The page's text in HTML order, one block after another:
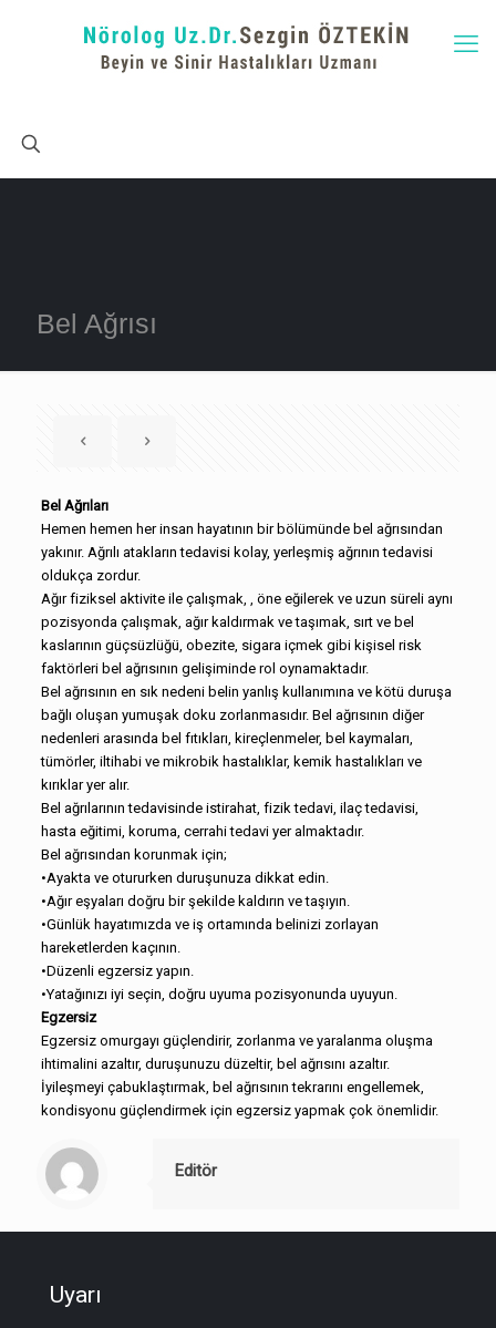
Bel Ağrısı
Bel Ağrıları
Hemen hemen her insan hayatının bir bölümünde bel ağrısından
yakınır. Ağrılı atakların tedavisi kolay, yerleşmiş ağrının tedavisi
oldukça zordur.
Ağır fiziksel aktivite ile çalışmak, , öne eğilerek ve uzun süreli aynı
pozisyonda çalışmak, ağır kaldırmak ve taşımak, sırt ve bel
kaslarının güçsüzlüğü, obezite, sigara içmek gibi kişisel risk
faktörleri bel ağrısının gelişiminde rol oynamaktadır.
Bel ağrısının en sık nedeni belin yanlış kullanımına ve kötü duruşa
bağlı oluşan yumuşak doku zorlanmasıdır. Bel ağrısının diğer
nedenleri arasında bel fıtıkları, kireçlenmeler, bel kaymaları,
tümörler, iltihabi ve mikrobik hastalıklar, kemik hastalıkları ve
kırıklar yer alır.
Bel ağrılarının tedavisinde istirahat, fizik tedavi, ilaç tedavisi,
hasta eğitimi, koruma, cerrahi tedavi yer almaktadır.
Bel ağrısından korunmak için;
•Ayakta ve otururken duruşunuza dikkat edin.
•Ağır eşyaları doğru bir şekilde kaldırın ve taşıyın.
•Günlük hayatımızda ve iş ortamında belinizi zorlayan
hareketlerden kaçının.
•Düzenli egzersiz yapın.
•Yatağınızı iyi seçin, doğru uyuma pozisyonunda uyuyun.
Egzersiz
Egzersiz omurgayı güçlendirir, zorlanma ve yaralanma oluşma
ihtimalini azaltır, duruşunuzu düzeltir, bel ağrısını azaltır.
İyileşmeyi çabuklaştırmak, bel ağrısının tekrarını engellemek,
kondisyonu güçlendirmek için egzersiz yapmak çok önemlidir.
Editör
Uyarı